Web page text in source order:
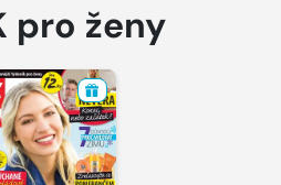
pro ženy